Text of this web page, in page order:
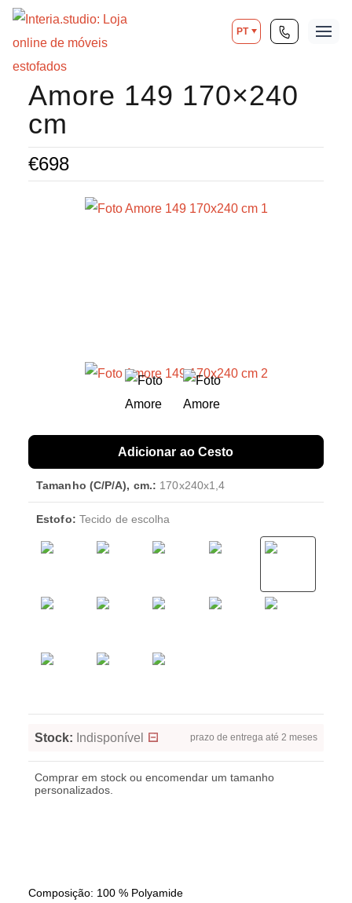
PT
Amore 149 170×240
cm
€698
Tamanho (C/P/A), cm.: 170x240x1,4
Estofo: Tecido de escolha
Stock: Indisponível prazo de entrega até 2 meses
Comprar em stock ou encomendar um tamanho
personalizados.
Adicionar ao Cesto
Composição: 100 % Polyamide